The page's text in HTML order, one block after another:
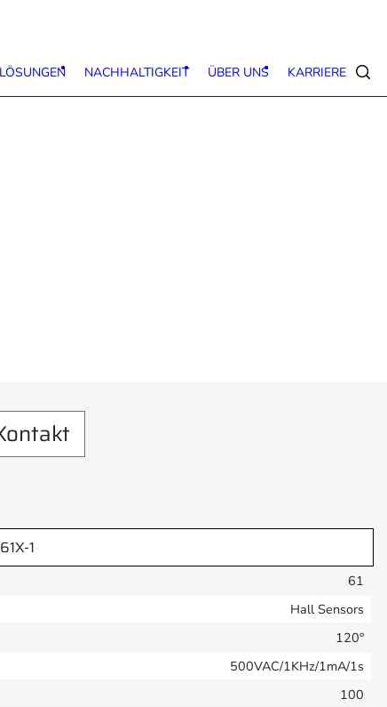
NACHHALTIGKEIT ÜBER UNS KARRIERE
1
61
Hall Sensors
120°
500VAC/1KHz/1mA/1s
100